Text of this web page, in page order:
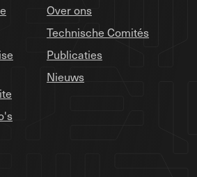
Over ons
Technische Comités
Publicaties
Nieuws